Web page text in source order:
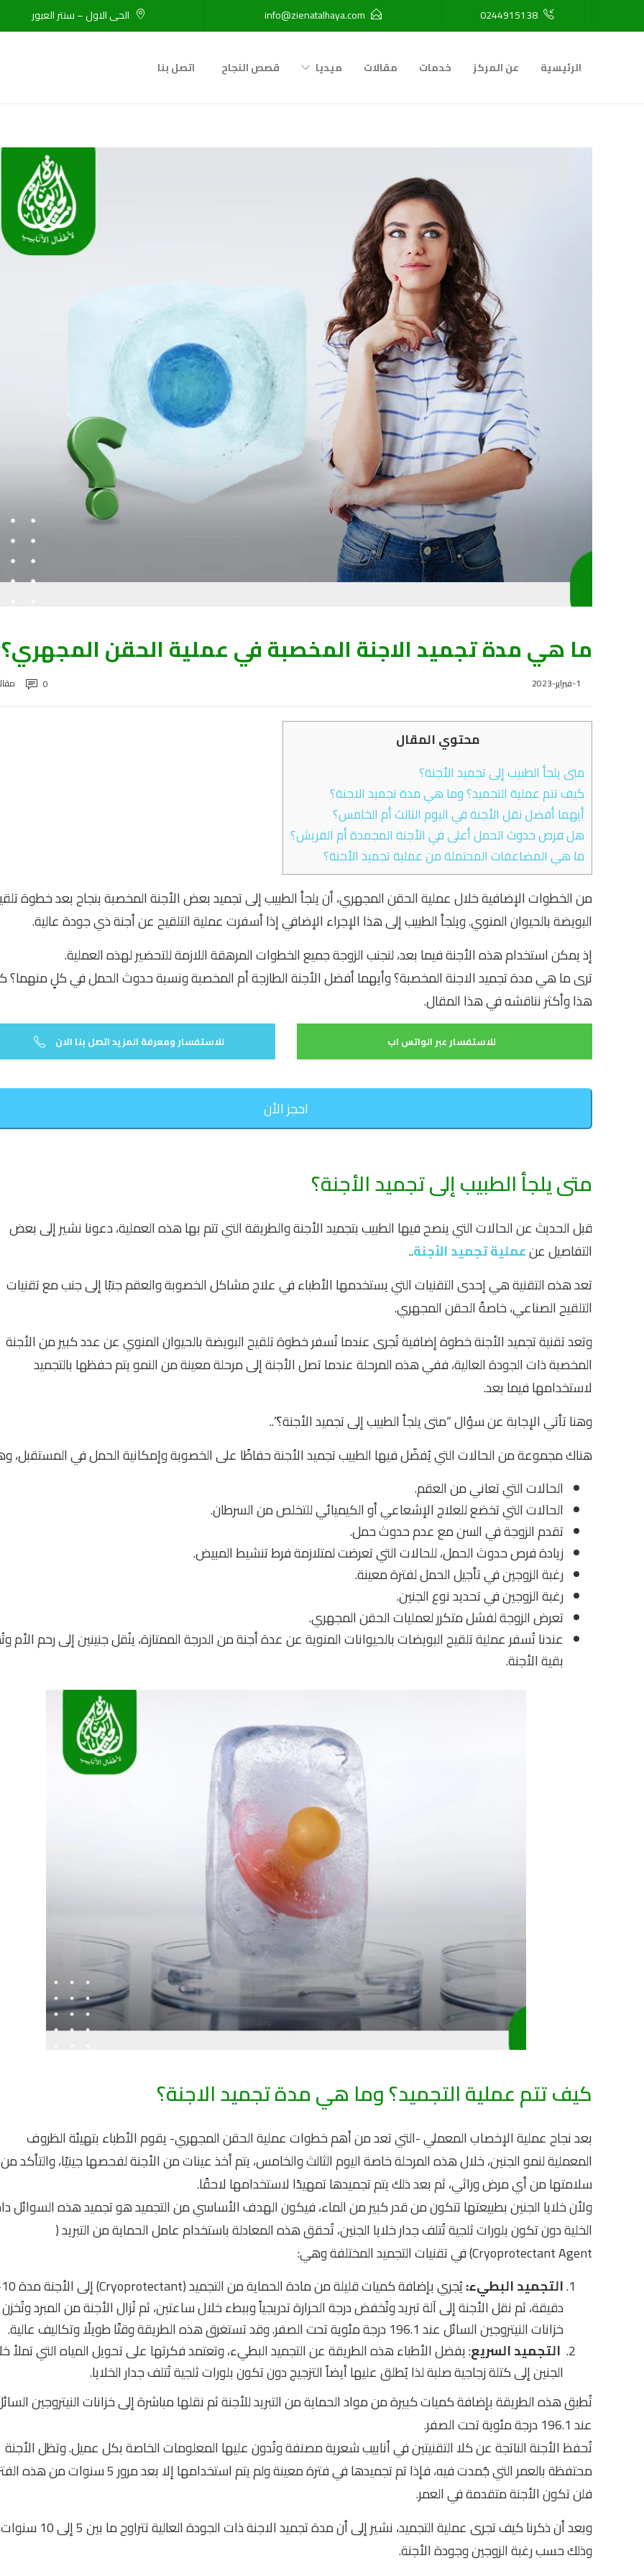
0244915138
info@zienatalhaya.com الحى الاول – سنتر العبور
الرئيسية عن المركز خدمات مقالات ميديا قصص النجاح اتصل بنا
ما هي مدة تجميد الاجنة المخصبة في عملية الحقن المجهري؟
1-فبراير-2023 0
محتوي المقال
متى يلجأ الطبيب إلى تجميد الأجنة؟
كيف تتم عملية التجميد؟ وما هي مدة تجميد الاجنة؟
أيهما أفضل نقل الأجنة في اليوم الثالث أم الخامس؟
هل فرص حدوث الحمل أعلى في الأجنة المجمدة أم الفريش؟
ما هي المضاعفات المحتملة من عملية تجميد الأجنة؟
من الخطوات الإضافية خلال عملية الحقن المجهري، أن يلجأ الطبيب إلى تجميد بعض الأجنة المخصبة بنجاح بعد خطوة
البويضة بالحيوان المنوي. ويلجأ الطبيب إلى هذا الإجراء الإضافي إذا أسفرت عملية التلقيح عن أجنة ذي جودة عالية.
إذ يمكن استخدام هذه الأجنة فيما بعد، لنجنب الزوجة جميع الخطوات المرهقة اللازمة للتحضير لهذه العملية.
ترى ما هي مدة تجميد الاجنة المخصبة؟ وأيهما أفضل الأجنة الطازجة أم المخصبة ونسبة حدوث الحمل في كلٍ منهما؟
هذا وأكثر نناقشه في هذا المقال.
للاستفسار ومعرفة المزيد اتصل بنا الان للاستفسار عبر الواتس اب
احجز الأن
متى يلجأ الطبيب إلى تجميد الأجنة؟
قبل الحديث عن الحالات التي ينصح فيها الطبيب بتجميد الأجنة والطريقة التي تتم بها هذه العملية، دعونا نشير إلى بعض
التفاصيل عنعملية تجميد الأجنة..
تعد هذه التقنية هي إحدى التقنيات التي يستخدمها الأطباء في علاج مشاكل الخصوبة والعقم جنبًا إلى جنب مع تقنيات
التلقيح الصناعي، خاصةً الحقن المجهري.
وتعد تقنية تجميد الأجنة خطوة إضافية تُجرى عندما تُسفر خطوة تلقيح البويضة بالحيوان المنوي عن عدد كبير من الأجنة
المخصبة ذات الجودة العالية، ففي هذه المرحلة عندما تصل الأجنة إلى مرحلة معينة من النمو يتم حفظها بالتجميد
لاستخدامها فيما بعد.
وهنا تأتي الإجابة عن سؤال “متى يلجأ الطبيب إلى تجميد الأجنة؟”..
هناك مجموعة من الحالات التي يُفضّل فيها الطبيب تجميد الأجنة حفاظًا على الخصوبة وإمكانية الحمل في المستقبل،
الحالات التي تعاني من العقم.
الحالات التي تخضع للعلاج الإشعاعي أو الكيميائي للتخلص من السرطان.
تقدم الزوجة في السن مع عدم حدوث حمل.
زيادة فرص حدوث الحمل، للحالات التي تعرضت لمتلازمة فرط تنشيط المبيض.
رغبة الزوجين في تأجيل الحمل لفترة معينة.
رغبة الزوجين في تحديد نوع الجنين.
تعرض الزوجة لفشل متكرر لعمليات الحقن المجهري.
عندنا تُسفر عملية تلقيح البويضات بالحيوانات المنوية عن عدة أجنة من الدرجة الممتازة، ينُقل جنينين إلى رحم الأم
بقية الأجنة.
كيف تتم عملية التجميد؟ وما هي مدة تجميد الاجنة؟
بعد نجاح عملية الإخصاب المعملي -التي تعد من أهم خطوات عملية الحقن المجهري- يقوم الأطباء بتهيئة الظروف
المعملية لنمو الجنين، خلال هذه المرحلة خاصة اليوم الثالث والخامس، يتم أخذ عينات من الأجنة لفحصها جينيًا، والتأكد من
سلامتها من أي مرض وراثي، ثم بعد ذلك يتم تجميدها تمهيدًا لاستخدامها لاحقًا.
ولأن خلايا الجنين بطبيعتها تتكون من قدر كبير من الماء، فيكون الهدف الأساسي من التجميد هو تجميد هذه السوائل
الخلية دون تكون بلورات ثلجية تُتلف جدار خلايا الجنين، تُحقق هذه المعادلة باستخدام عامل الحماية من التبريد (
Cryoprotectant Agent) في تقنيات التجميد المختلفة وهي:
التجميد البطيء:
دقيقة، ثم نقل الأجنة إلى آلة تبريد وتُخفض درجة الحرارة تدريجياً وببطء خلال ساعتين، ثم تُزال الأجنة من المبرد
خزانات النيتروجين السائل عند 196.1 درجة مئوية تحت الصفر. وقد تستغرق هذه الطريقة وقتًا طويلًا وتكاليف عالية.
التجميد السريع: يفضل الأطباء هذه الطريقة عن التجميد البطيء، وتعتمد فكرتها على تحويل المياه التي تملأ
الجنين إلى كتلة زجاجية صلبة لذا يُطلق عليها أيضاً التزجيج دون تكون بلورات ثلجية تُتلف جدار الخلايا.
تُطبق هذه الطريقة بإضافة كميات كبيرة من مواد الحماية من التبريد للأجنة ثم نقلها مباشرة إلى خزانات النيتروجين
عند 196.1 درجة مئوية تحت الصفر.
تُحفظ الأجنة الناتجة عن كلا التقنيتين في أنابيب شعرية مصنفة وتُدون عليها المعلومات الخاصة بكل عميل. وتظل الأجنة
محتفظة بالعمر التي جُمدت فيه، فإذا تم تجميدها في فترة معينة ولم يتم استخدامها إلا بعد مرور 5
فلن تكون الأجنة متقدمة في العمر.
وبعد أن ذكرنا كيف تجرى عملية التجميد، نشير إلى أن مدة تجميد الاجنة ذات الجودة العالية تتراوح ما
وذلك حسب رغبة الزوجين وجودة الأجنة.